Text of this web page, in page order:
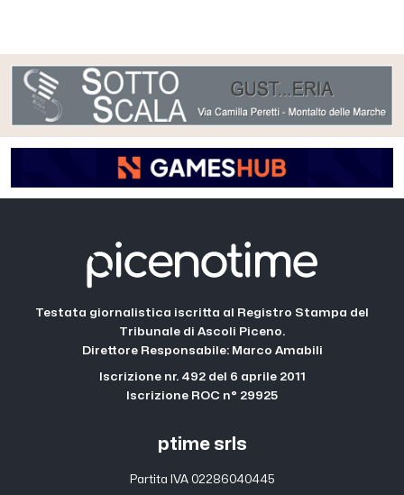
Testata giornalistica iscritta al Registro Stampa del
Tribunale di Ascoli Piceno.
Direttore Responsabile: Marco Amabili
Iscrizione nr. 492 del 6 aprile 2011
Iscrizione ROC n° 29925
ptime srls
Partita IVA 02286040445